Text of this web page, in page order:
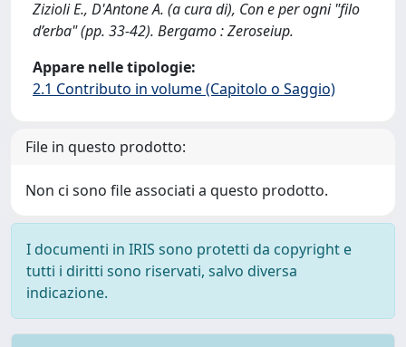
Zizioli E., D'Antone A. (a cura di), Con e per ogni "filo
d’erba" (pp. 33-42). Bergamo : Zeroseiup.
Appare nelle tipologie:
2.1 Contributo in volume (Capitolo o Saggio)
File in questo prodotto:
Non ci sono file associati a questo prodotto.
I documenti in IRIS sono protetti da copyright e
tutti i diritti sono riservati, salvo diversa
indicazione.